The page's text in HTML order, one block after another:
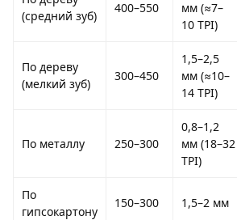
(средний зуб)
400–550
мм (≈7–
10 TPI)
По дереву
(мелкий зуб)
300–450
1,5–2,5
мм (≈10–
14 TPI)
По металлу 250–300
0,8–1,2
мм (18–32
TPI)
По
гипсокартону
150–300 1,5–2 мм